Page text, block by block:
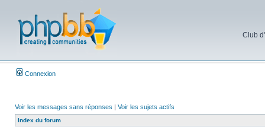
Club
Connexion
Voir les messages sans réponses | Voir les sujets actifs
Index du forum